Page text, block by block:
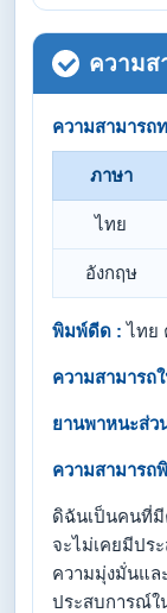
ความส
ความสามารถ
ภาษา
ไทย
อังกฤษ
พิมพ์ดีด : ไทย
ความสามารถ
ยานพาหนะส่ว
ความสามารถ
ดิฉันเป็นคนที่
จะไม่เคยมีปร
ความมุ่งมั่นแล
ประสบการณ์ใ